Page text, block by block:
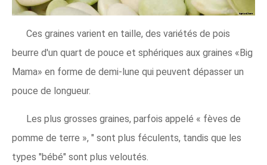
Ces graines varient en taille, des variétés de pois
beurre d'un quart de pouce et sphériques aux graines «Big
Mama» en forme de demi-lune qui peuvent dépasser un
pouce de longueur.
Les plus grosses graines, parfois appelé « fèves de
pomme de terre », " sont plus féculents, tandis que les
types "bébé" sont plus veloutés.